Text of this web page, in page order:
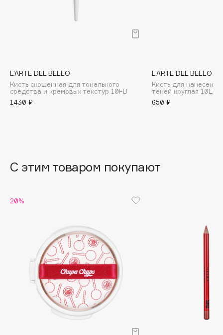
Banderas
Basicare
Batiste
Bebble
Biodance
BLOME
Boadicea The Victorious
L'ARTE DEL BELLO
Кисть скошенная для тонального
средства и кремовых текстур 10FB
1430 ₽
L'ARTE DEL BELLO
Кисть для
теней круглая 10EB1
650 ₽
С этим товаром покупают
20%